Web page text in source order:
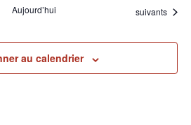
Aujourd’hui Évènements
suivants
au calendrier